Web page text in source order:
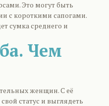
Это могут быть
с короткими сапогами.
сумка среднего и
Чем
женщин. С её
статус и выглядеть